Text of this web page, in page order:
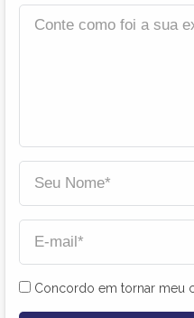
Concordo em tornar meu